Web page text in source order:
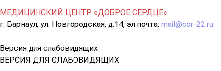
МЕДИЦИНСКИЙ ЦЕНТР «ДОБРОЕ СЕРДЦЕ»
г. Барнаул, ул. Новгородская, д.14, эл.почта: mail@cor-22.ru
Версия для слабовидящих
ВЕРСИЯ ДЛЯ СЛАБОВИДЯЩИХ